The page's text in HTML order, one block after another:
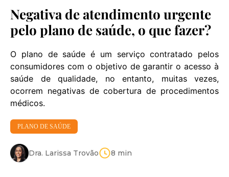
Negativa de atendimento urgente
pelo plano de saúde, o que fazer?
O plano de saúde é um serviço contratado pelos
consumidores com o objetivo de garantir o acesso à
saúde de qualidade, no entanto, muitas vezes,
ocorrem negativas de cobertura de procedimentos
médicos.
PLANO DE SAÚDE
Dra. Larissa Trovão 8 min